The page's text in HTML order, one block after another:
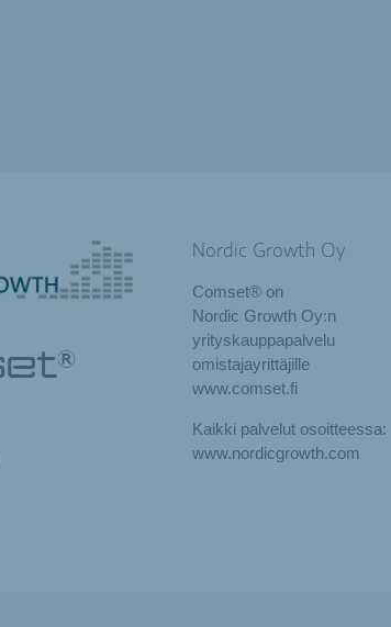
Nordic Growth Oy
Comset® on
Nordic Growth Oy:n
yrityskauppapalvelu
omistajayrittäjille
www.comset.fi
Kaikki palvelut osoitteessa:
www.nordicgrowth.com